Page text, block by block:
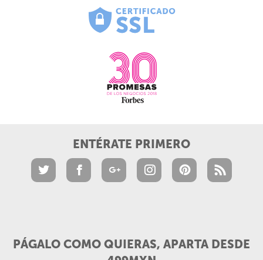
ENTÉRATE PRIMERO
PÁGALO COMO QUIERAS, APARTA DESDE